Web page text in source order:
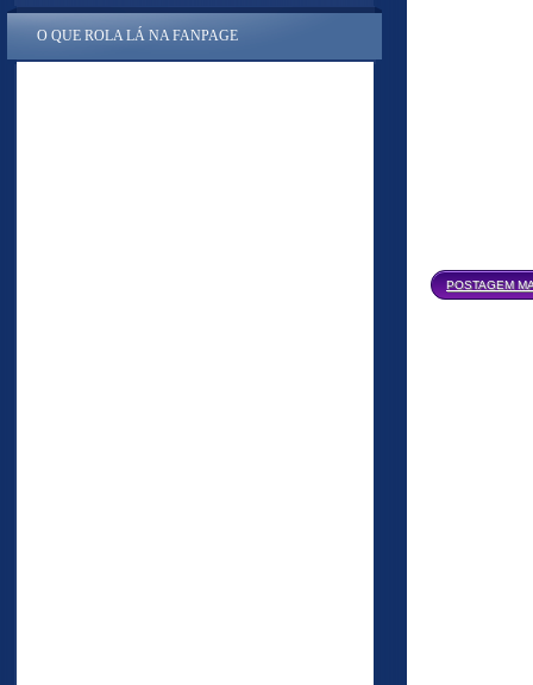
POSTAGEM
O QUE ROLA LÁ NA FANPAGE